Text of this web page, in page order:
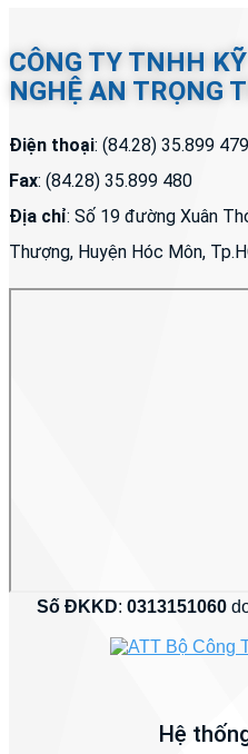
CÔNG TY TNHH
NGHỆ AN TRỌNG
Điện thoại: (84.28) 35.899 479
Fax: (84.28) 35.899 480
Địa chỉ: Số 19 đường Xuân
Thượng, Huyện Hóc Môn,
Số ĐKKD:0313151060
Hệ